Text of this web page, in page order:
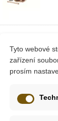
Tyto webové
zařízení
prosím